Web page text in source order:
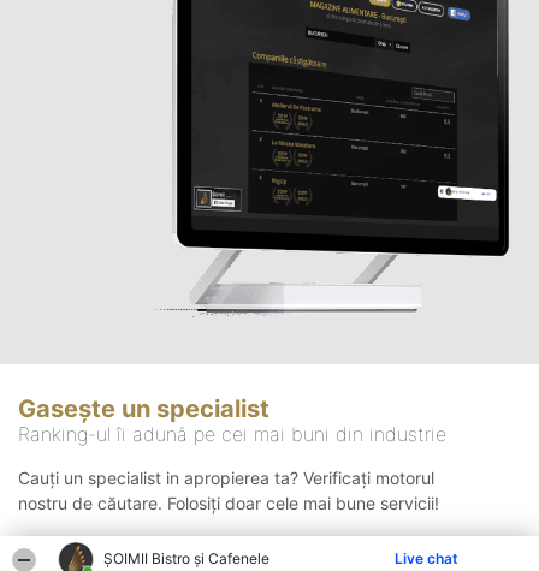
ȘOIMII Bistro și Cafenele Live chat
Gasește un specialist
Ranking-ul îi adună pe cei mai buni din industrie
Cauți un specialist in apropierea ta? Verificați motorul
nostru de căutare. Folosiți doar cele mai bune servicii!